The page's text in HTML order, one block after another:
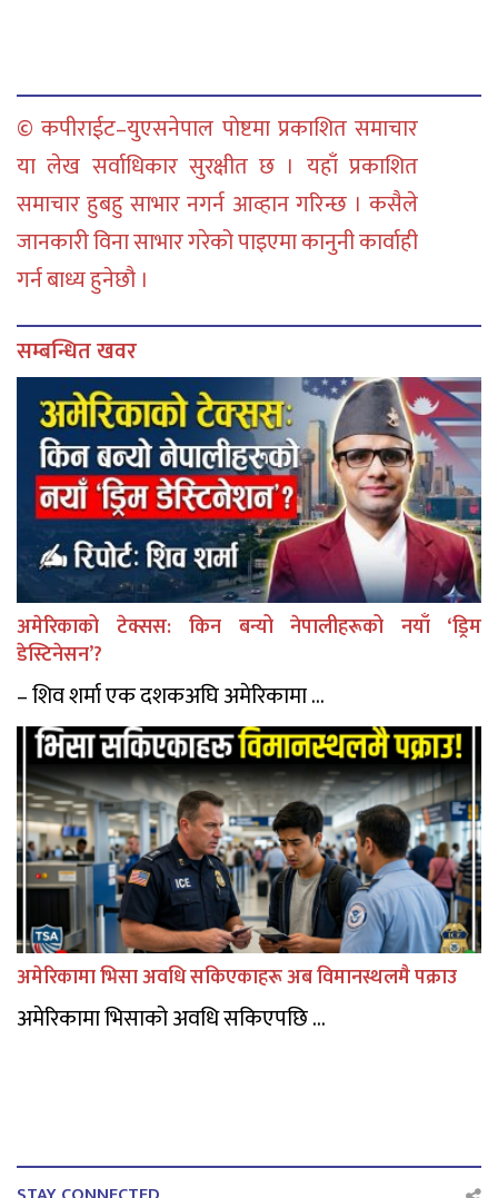
© कपीराईट–युएसनेपाल पोष्टमा प्रकाशित समाचार
या लेख सर्वाधिकार सुरक्षीत छ । यहाँ प्रकाशित
समाचार हुबहु साभार नगर्न आव्हान गरिन्छ । कसैले
जानकारी विना साभार गरेको पाइएमा कानुनी कार्वाही
गर्न बाध्य हुनेछौ ।
सम्बन्धित खवर
अमेरिकाको टेक्सस: किन बन्यो नेपालीहरूको नयाँ ‘ड्रिम
डेस्टिनेसन’?
– शिव शर्मा एक दशकअघि अमेरिकामा ...
अमेरिकामा भिसा अवधि सकिएकाहरू अब विमानस्थलमै पक्राउ
अमेरिकामा भिसाको अवधि सकिएपछि ...